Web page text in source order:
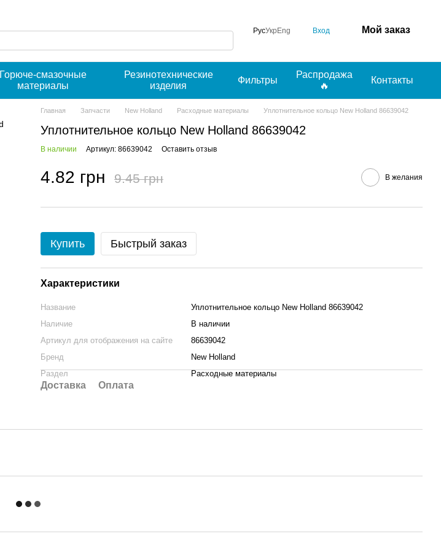
РусУкр Eng Вход Мой заказ
Горюче-смазочные
материалы
Резинотехнические
изделия
Фильтры
Распродажа
🔥
Контакты
Главная Запчасти New Holland Расходные материалы Уплотнительное кольцо New Holland 86639042
Уплотнительное кольцо New Holland 86639042
В наличии Артикул: 86639042 Оставить отзыв
4.82 грн 9.45 грн В желания
Купить Быстрый заказ
Характеристики
Название
Уплотнительное кольцо New Holland 86639042
Наличие
В наличии
Артикул для отображения на сайте
86639042
Бренд
New Holland
Раздел
Расходные материалы
Доставка Оплата